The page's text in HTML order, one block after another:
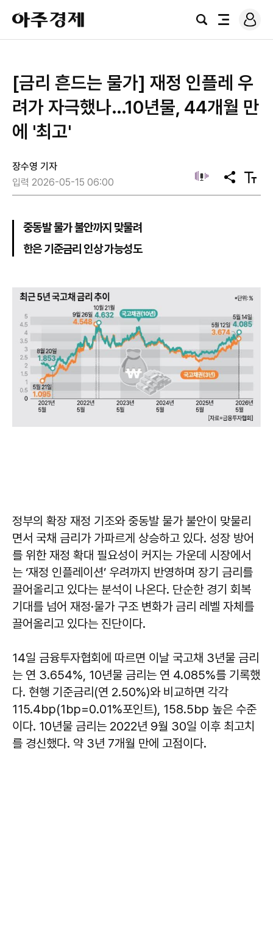
아
주
경
검
전
로
그
[금리 흔드는 물가] 재정 인플레 우
려가 자극했나…10년물, 44개월 만
에 '최고'
장수영 기자
입력 2026-05-15 06:00
공
유
텍
스
중동발 물가 불안까지 맞물려
한은 기준금리 인상 가능성도
정부의 확장 재정 기조와 중동발 물가 불안이 맞물리
면서 국채 금리가 가파르게 상승하고 있다. 성장 방어
를 위한 재정 확대 필요성이 커지는 가운데 시장에서
는 ‘재정 인플레이션’ 우려까지 반영하며 장기 금리를
끌어올리고 있다는 분석이 나온다. 단순한 경기 회복
기대를 넘어 재정·물가 구조 변화가 금리 레벨 자체를
끌어올리고 있다는 진단이다.
14일 금융투자협회에 따르면 이날 국고채 3년물 금리
는 연 3.654%, 10년물 금리는 연 4.085%를 기록했
다. 현행 기준금리(연 2.50%)와 비교하면 각각
115.4bp(1bp=0.01%포인트), 158.5bp 높은 수준
이다. 10년물 금리는 2022년 9월 30일 이후 최고치
를 경신했다. 약 3년 7개월 만에 고점이다.